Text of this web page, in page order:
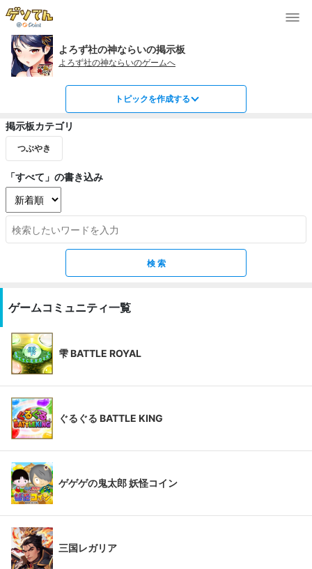
よろず社の神ならいの掲示板
よろず社の神ならいのゲームへ
トピックを作成する
掲示板カテゴリ
つぶやき
「すべて」の書き込み
ゲームコミュニティ一覧
雫 BATTLE ROYAL
ぐるぐる BATTLE KING
ゲゲゲの鬼太郎 妖怪コイン
三国レガリア